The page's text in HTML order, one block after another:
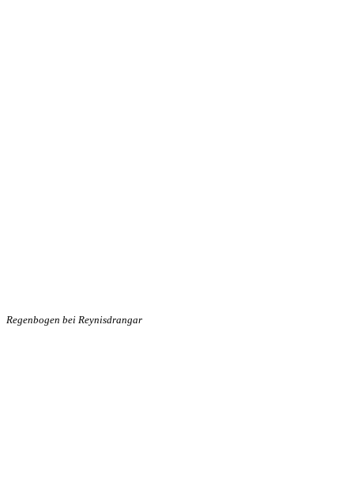
Regenbogen bei Reynisdrangar